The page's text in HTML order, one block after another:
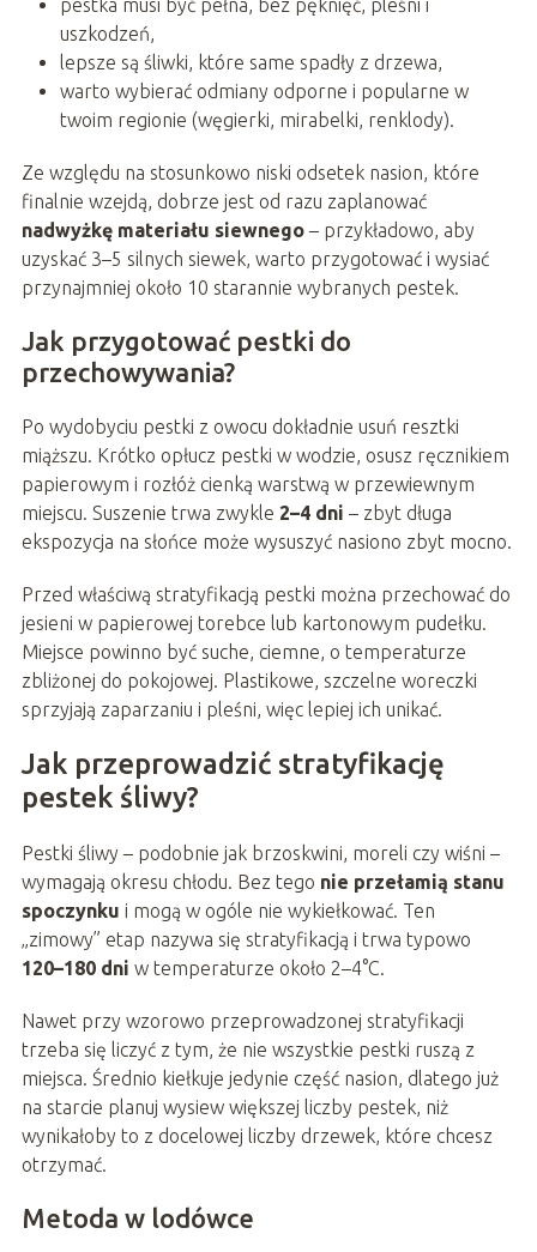
pestka musi być pełna, bez pęknięć, pleśni i
uszkodzeń,
lepsze są śliwki, które same spadły z drzewa,
warto wybierać odmiany odporne i popularne w
twoim regionie (węgierki, mirabelki, renklody).
Ze względu na stosunkowo niski odsetek nasion, które
finalnie wzejdą, dobrze jest od razu zaplanować
nadwyżkę materiału siewnego– przykładowo, aby
uzyskać 3–5 silnych siewek, warto przygotować i wysiać
przynajmniej około 10 starannie wybranych pestek.
Jak przygotować pestki do
przechowywania?
Po wydobyciu pestki z owocu dokładnie usuń resztki
miąższu. Krótko opłucz pestki w wodzie, osusz ręcznikiem
papierowym i rozłóż cienką warstwą w przewiewnym
miejscu. Suszenie trwa zwykle 2–4 dni – zbyt długa
ekspozycja na słońce może wysuszyć nasiono zbyt mocno.
Przed właściwą stratyfikacją pestki można przechować do
jesieni w papierowej torebce lub kartonowym pudełku.
Miejsce powinno być suche, ciemne, o temperaturze
zbliżonej do pokojowej. Plastikowe, szczelne woreczki
sprzyjają zaparzaniu i pleśni, więc lepiej ich unikać.
Jak przeprowadzić stratyfikację
pestek śliwy?
Pestki śliwy – podobnie jak brzoskwini, moreli czy wiśni –
wymagają okresu chłodu. Bez tego nie przełamią stanu
spoczynku i mogą w ogóle nie wykiełkować. Ten
„zimowy” etap nazywa się stratyfikacją i trwa typowo
120–180 dni w temperaturze około 2–4°C.
Nawet przy wzorowo przeprowadzonej stratyfikacji
trzeba się liczyć z tym, że nie wszystkie pestki ruszą z
miejsca. Średnio kiełkuje jedynie część nasion, dlatego już
na starcie planuj wysiew większej liczby pestek, niż
wynikałoby to z docelowej liczby drzewek, które chcesz
otrzymać.
Metoda w lodówce